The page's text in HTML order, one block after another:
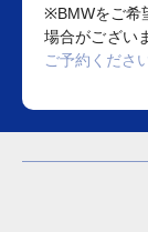
※BMWをご希
場合がござい
ご予約ください